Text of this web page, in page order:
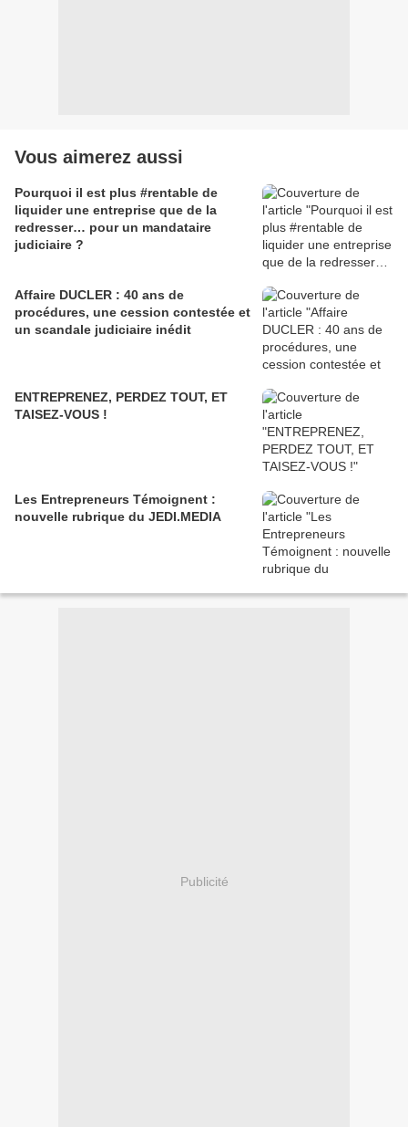
Vous aimerez aussi
Pourquoi il est plus #rentable de
liquider une entreprise que de la
redresser… pour un mandataire
judiciaire ?
Affaire DUCLER : 40 ans de
procédures, une cession contestée et
un scandale judiciaire inédit
ENTREPRENEZ, PERDEZ TOUT, ET
TAISEZ-VOUS !
Les Entrepreneurs Témoignent :
nouvelle rubrique du JEDI.MEDIA
Publicité